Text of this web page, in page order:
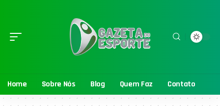
Home Sobre Nós Blog Quem Faz Contato